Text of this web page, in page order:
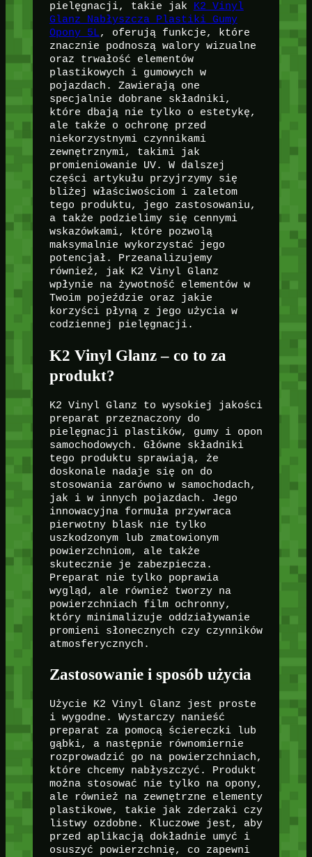
pielęgnacji, takie jak K2 Vinyl
Glanz Nabłyszcza Plastiki Gumy
Opony 5L, oferują funkcje, które
znacznie podnoszą walory wizualne
oraz trwałość elementów
plastikowych i gumowych w
pojazdach. Zawierają one
specjalnie dobrane składniki,
które dbają nie tylko o estetykę,
ale także o ochronę przed
niekorzystnymi czynnikami
zewnętrznymi, takimi jak
promieniowanie UV. W dalszej
części artykułu przyjrzymy się
bliżej właściwościom i zaletom
tego produktu, jego zastosowaniu,
a także podzielimy się cennymi
wskazówkami, które pozwolą
maksymalnie wykorzystać jego
potencjał. Przeanalizujemy
również, jak K2 Vinyl Glanz
wpłynie na żywotność elementów w
Twoim pojeździe oraz jakie
korzyści płyną z jego użycia w
codziennej pielęgnacji.
K2 Vinyl Glanz – co to za
produkt?
K2 Vinyl Glanz to wysokiej jakości
preparat przeznaczony do
pielęgnacji plastików, gumy i opon
samochodowych. Główne składniki
tego produktu sprawiają, że
doskonale nadaje się on do
stosowania zarówno w samochodach,
jak i w innych pojazdach. Jego
innowacyjna formuła przywraca
pierwotny blask nie tylko
uszkodzonym lub zmatowionym
powierzchniom, ale także
skutecznie je zabezpiecza.
Preparat nie tylko poprawia
wygląd, ale również tworzy na
powierzchniach film ochronny,
który minimalizuje oddziaływanie
promieni słonecznych czy czynników
atmosferycznych.
Zastosowanie i sposób użycia
Użycie K2 Vinyl Glanz jest proste
i wygodne. Wystarczy nanieść
preparat za pomocą ściereczki lub
gąbki, a następnie równomiernie
rozprowadzić go na powierzchniach,
które chcemy nabłyszczyć. Produkt
można stosować nie tylko na opony,
ale również na zewnętrzne elementy
plastikowe, takie jak zderzaki czy
listwy ozdobne. Kluczowe jest, aby
przed aplikacją dokładnie umyć i
osuszyć powierzchnię, co zapewni